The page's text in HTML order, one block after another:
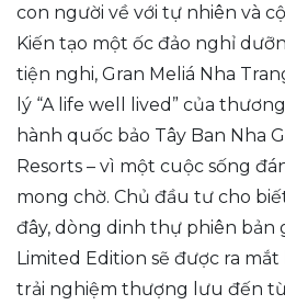
con người về với tự nhiên và
Kiến tạo một ốc đảo nghỉ
tiện nghi, Gran Meliá Nha
lý “A life well lived” của
hành quốc bảo Tây Ban Nha
Resorts – vì một cuộc sống
mong chờ. Chủ đầu tư cho
đây, dòng dinh thự phiên bản
Limited Edition sẽ được ra
trải nghiệm thượng lưu đến từ